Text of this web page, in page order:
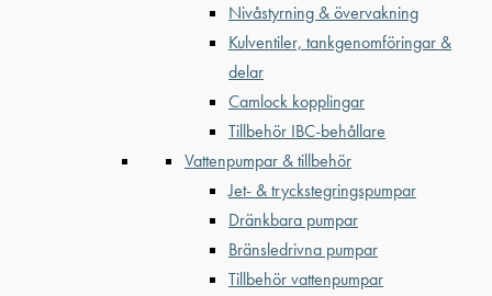
Nivåstyrning & övervakning
Kulventiler, tankgenomföringar &
delar
Camlock kopplingar
Tillbehör IBC-behållare
Vattenpumpar & tillbehör
Jet- & tryckstegringspumpar
Dränkbara pumpar
Bränsledrivna pumpar
Tillbehör vattenpumpar